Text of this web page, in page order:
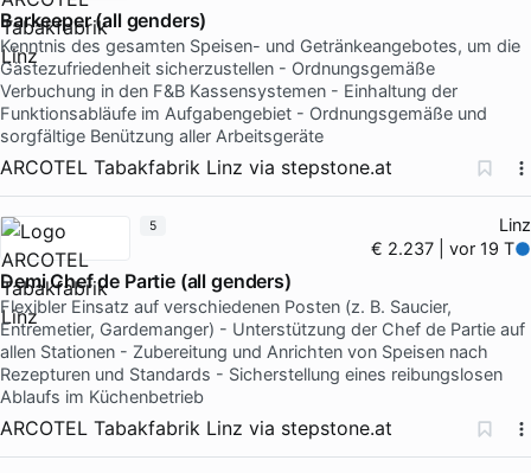
Barkeeper (all genders)
Kenntnis des gesamten Speisen- und Getränkeangebotes, um die
Gästezufriedenheit sicherzustellen - Ordnungsgemäße
Verbuchung in den F&B Kassensystemen - Einhaltung der
Funktionsabläufe im Aufgabengebiet - Ordnungsgemäße und
sorgfältige Benützung aller Arbeitsgeräte
ARCOTEL Tabakfabrik Linz via stepstone.at
Linz
€ 2.237 | vor 19 T
Demi Chef de Partie (all genders)
Flexibler Einsatz auf verschiedenen Posten (z. B. Saucier,
Entremetier, Gardemanger) - Unterstützung der Chef de Partie auf
allen Stationen - Zubereitung und Anrichten von Speisen nach
Rezepturen und Standards - Sicherstellung eines reibungslosen
Ablaufs im Küchenbetrieb
ARCOTEL Tabakfabrik Linz via stepstone.at
5